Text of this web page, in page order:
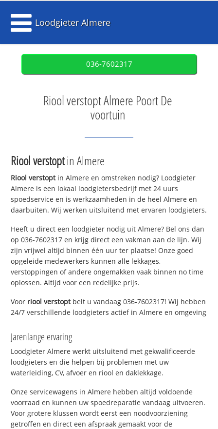
Loodgieter Almere
036-7602317
Riool verstopt Almere Poort De
voortuin
Riool verstoptin Almere
Riool verstoptin Almere en omstreken nodig? Loodgieter
Almere is een lokaal loodgietersbedrijf met 24 uurs
spoedservice en is werkzaamheden in de heel Almere en
daarbuiten. Wij werken uitsluitend met ervaren loodgieters.
Heeft u direct een loodgieter nodig uit Almere? Bel ons dan
op 036-7602317 en krijg direct een vakman aan de lijn. Wij
zijn vrijwel altijd binnen één uur ter plaatse! Onze goed
opgeleide medewerkers kunnen alle lekkages,
verstoppingen of andere ongemakken vaak binnen no time
oplossen. Altijd voor een redelijke prijs.
Voor riool verstoptbelt u vandaag 036-7602317! Wij hebben
24/7 verschillende loodgieters actief in Almere en omgeving
Jarenlange ervaring
Loodgieter Almere werkt uitsluitend met gekwalificeerde
loodgieters en die helpen bij problemen met uw
waterleiding, CV, afvoer en riool en daklekkage.
Onze servicewagens in Almere hebben altijd voldoende
voorraad en kunnen uw spoedreparatie vandaag uitvoeren.
Voor grotere klussen wordt eerst een noodvoorziening
getroffen en direct een afspraak gemaakt voor de